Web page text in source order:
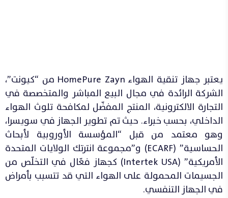
يعتبر جهاز تنقية الهواء HomePure Zayn من “كيونت”،
الشركة الرائدة في مجال البيع المباشر والمتخصصة في
التجارة الالكترونية، المنتج المفضّل لمكافحة تلوث الهواء
الداخلي، بحسب خبراء. حيث تم تطوير الجهاز في سويسرا،
وهو معتمد من قبل “المؤسسة الأوروبية لأبحاث
الحساسية” (ECARF) و”مجموعة انترتك الولايات المتحدة
الأمريكية” (Intertek USA) كجهاز فعّال في التخلّص من
الجسيمات المحمولة على الهواء التي قد تتسبب بأمراض
في الجهاز التنفسي.